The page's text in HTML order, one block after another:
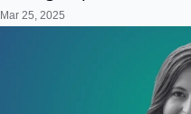
Mar 25, 2025